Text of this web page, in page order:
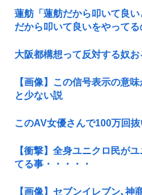
蓮舫「蓮舫だから叩いて良
だから叩いて良いをやってる
大阪都構想って反対する奴お
【画像】この信号表示の意
と少ない説
このAV女優さんで100万回抜
【衝撃】全身ユニクロ民が
てる事・・・・・
【画像】セブンイレブン､神